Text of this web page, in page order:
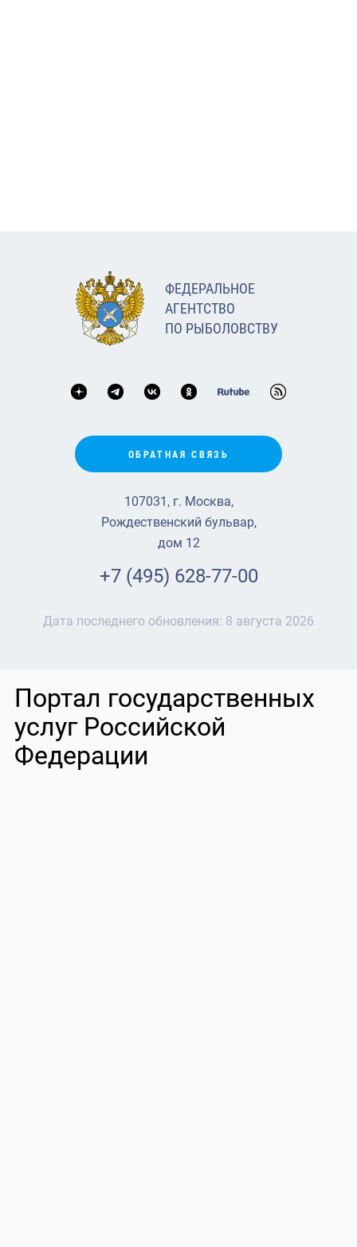
ФЕДЕРАЛЬНОЕ
АГЕНТСТВО
ПО РЫБОЛОВСТВУ
ОБРАТНАЯ СВЯЗЬ
107031, г. Москва,
Рождественский бульвар,
дом 12
+7 (495) 628-77-00
Дата последнего обновления: 8 августа 2026
Портал государственных
услуг Российской
Федерации